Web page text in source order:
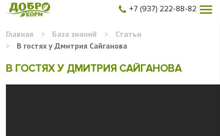
+7 (937) 222-88-82
Главная > База знаний >
Статьи
>
В гостях у Дмитрия Сайганова
В ГОСТЯХ У ДМИТРИЯ САЙГАНОВА